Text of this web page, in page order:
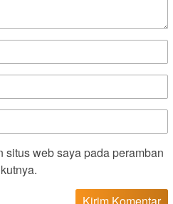
situs web saya pada peramban